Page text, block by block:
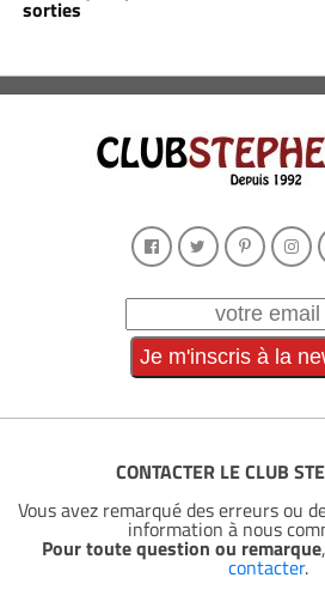
sorties
CONTACTER LE CLUB
Vous avez remarqué des erreurs ou
information à nous
Pour toute question ou remarque
contacter.